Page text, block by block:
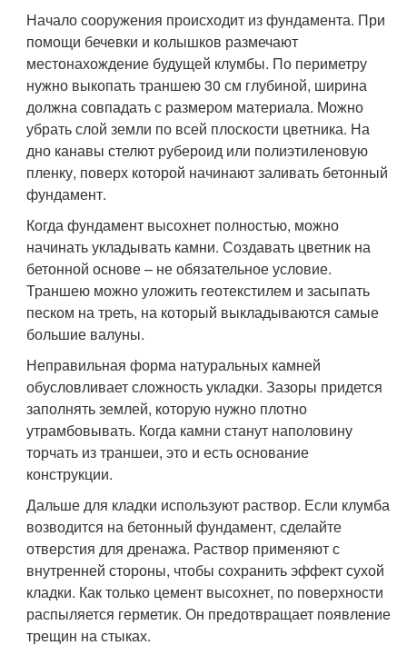
Начало сооружения происходит из фундамента. При
помощи бечевки и колышков размечают
местонахождение будущей клумбы. По периметру
нужно выкопать траншею 30 см глубиной, ширина
должна совпадать с размером материала. Можно
убрать слой земли по всей плоскости цветника. На
дно канавы стелют рубероид или полиэтиленовую
пленку, поверх которой начинают заливать бетонный
фундамент.
Когда фундамент высохнет полностью, можно
начинать укладывать камни. Создавать цветник на
бетонной основе – не обязательное условие.
Траншею можно уложить геотекстилем и засыпать
песком на треть, на который выкладываются самые
большие валуны.
Неправильная форма натуральных камней
обусловливает сложность укладки. Зазоры придется
заполнять землей, которую нужно плотно
утрамбовывать. Когда камни станут наполовину
торчать из траншеи, это и есть основание
конструкции.
Дальше для кладки используют раствор. Если клумба
возводится на бетонный фундамент, сделайте
отверстия для дренажа. Раствор применяют с
внутренней стороны, чтобы сохранить эффект сухой
кладки. Как только цемент высохнет, по поверхности
распыляется герметик. Он предотвращает появление
трещин на стыках.